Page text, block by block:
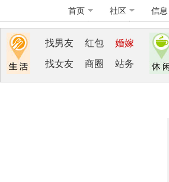
首页 社区 信息
找男友 红包 婚嫁
找女友 商圈 站务